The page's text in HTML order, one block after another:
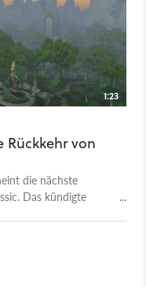
1:23
Rückkehr von
die nächste
Das kündigte
leben, die mit